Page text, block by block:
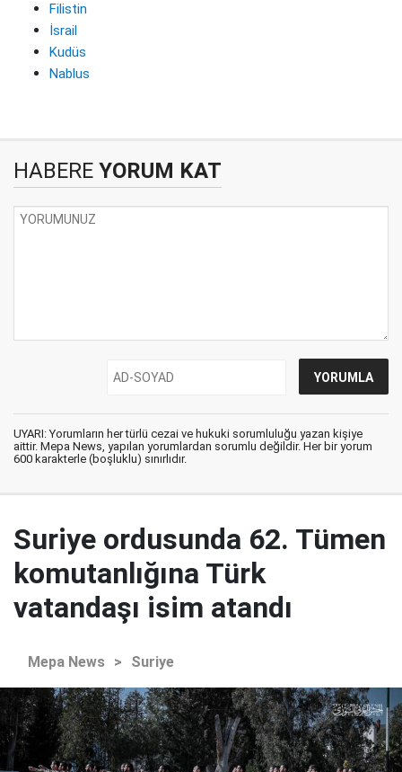
Filistin
İsrail
Kudüs
Nablus
HABERE YORUM KAT
UYARI: Yorumların her türlü cezai ve hukuki sorumluluğu yazan kişiye
aittir. Mepa News, yapılan yorumlardan sorumlu değildir. Her bir yorum
600 karakterle (boşluklu) sınırlıdır.
Suriye ordusunda 62. Tümen
komutanlığına Türk
vatandaşı isim atandı
Mepa News > Suriye